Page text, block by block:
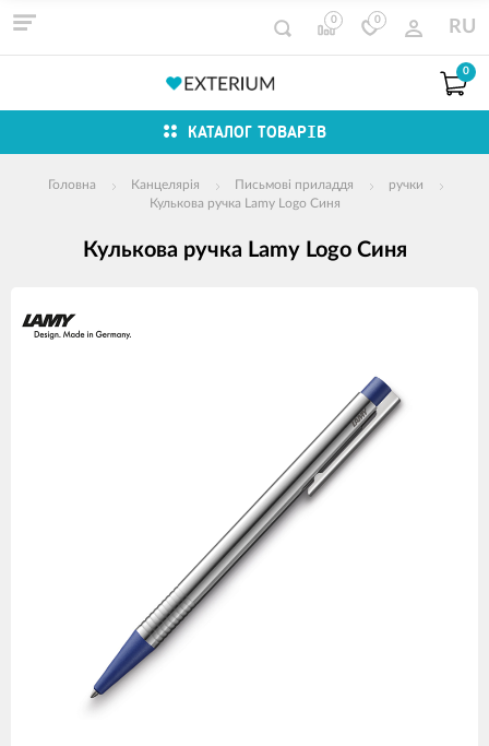
0 0 RU
0
КАТАЛОГ ТОВАРІВ
Головна Канцелярія Письмові приладдя
ручки
Кулькова ручка Lamy Logo Синя
Кулькова ручка Lamy Logo Синя
продуктів